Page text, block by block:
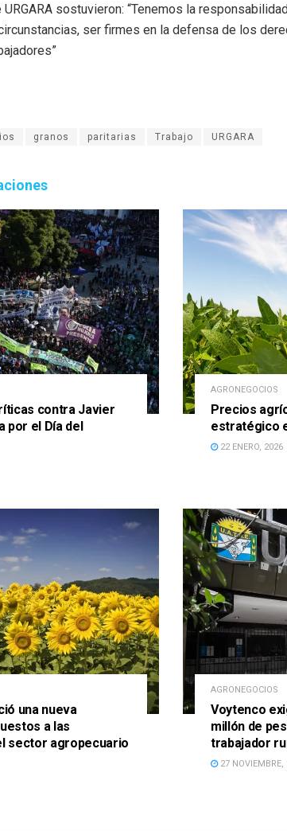
sostuvieron: “Tenemos la
ser firmes en la defensa de los
granos paritarias Trabajo URGARA
contra Javier
por el Día del
AGRONEGOCIOS
Precios
estratégico
22 ENERO, 2026
una nueva
a las
sector agropecuario
AGRONEGOCIOS
Voytenco
millón de
trabajador
27 NOVIEMBRE,